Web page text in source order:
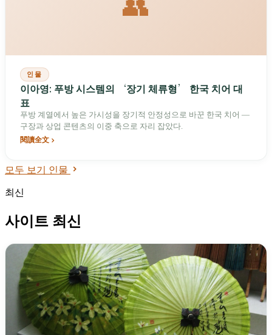
👥
인물
이아영: 푸방 시스템의 ‘장기 체류형’ 한국 치어 대
표
푸방 계열에서 높은 가시성을 장기적 안정성으로 바꾼 한국 치어 —
구장과 상업 콘텐츠의 이중 축으로 자리 잡았다.
閱讀全文
모두 보기 인물
최신
사이트 최신